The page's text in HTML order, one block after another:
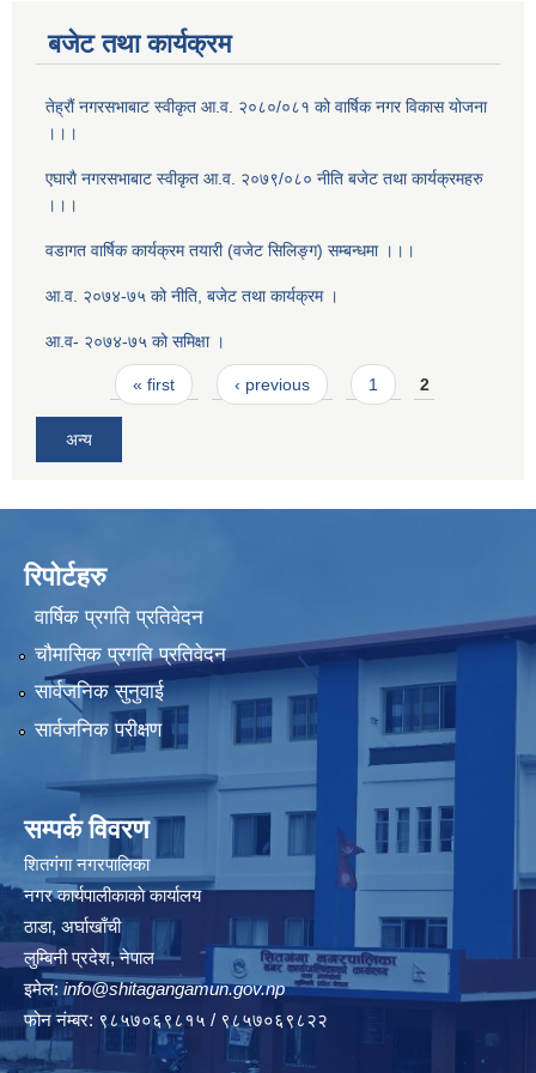
बजेट तथा कार्यक्रम
तेह्रौं नगरसभाबाट स्वीकृत आ‍.व. २०८०/०८१ को वार्षिक नगर विकास योजना
।।।
एघाराै नगरसभाबाट स्वीकृत आ‍.व. २०७९/०८० नीति बजेट तथा कार्यक्रमहरु
।।।
वडागत वार्षिक कार्यक्रम तयारी (वजेट सिलिङ्ग) सम्बन्धमा ।।।
आ.व. २०७४-७५ को नीति, बजेट तथा कार्यक्रम ।
आ.व- २०७४-७५ को समिक्षा ।
Pages« first ‹ previous 1 2
अन्य
रिपोर्टहरु
वार्षिक प्रगति प्रतिवेदन
चौमासिक प्रगति प्रतिवेदन
सार्वजनिक सुनुवाई
सार्वजनिक परीक्षण
सम्पर्क विवरण
शितगंगा नगरपालिका
नगर कार्यपालीकाकाे कार्यालय
ठाडा, अर्घाखाँची
लुम्बिनी प्रदेश, नेपाल
इमेल: info@shitagangamun.gov.np
फोन नंम्बर: ९८५७०६९८१५ / ९८५७०६९८२२